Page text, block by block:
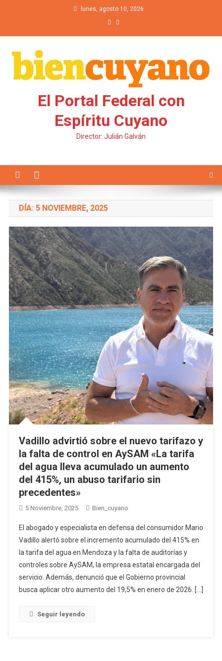
lunes, agosto 10, 2026
El Portal Federal con
Espíritu Cuyano
Director: Julián Galván
DÍA: 5 NOVIEMBRE, 2025
Vadillo advirtió sobre el nuevo tarifazo y
la falta de control en AySAM «La tarifa
del agua lleva acumulado un aumento
del 415%, un abuso tarifario sin
precedentes»
5 Noviembre, 2025 Bien_cuyano
El abogado y especialista en defensa del consumidor Mario
Vadillo alertó sobre el incremento acumulado del 415% en
la tarifa del agua en Mendoza y la falta de auditorías y
controles sobre AySAM, la empresa estatal encargada del
servicio. Además, denunció que el Gobierno provincial
busca aplicar otro aumento del 19,5% en enero de 2026. […]
Seguir leyendo